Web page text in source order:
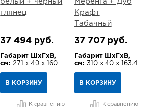
белый + черный
глянец
37 494 руб.
Габарит ШхГхВ,
см: 271 х 40 х 160
В КОРЗИНУ
К сравнению
Меренга + Дуб
Крафт
Табачный
37 707 руб.
Габарит ШхГхВ,
см: 310 х 40 х 163.4
В КОРЗИНУ
К сравнению